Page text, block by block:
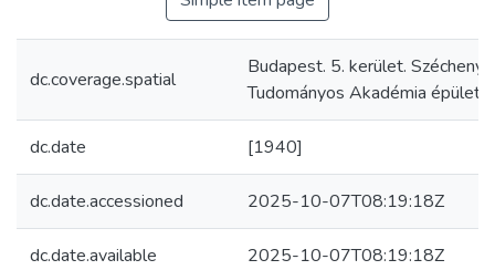
dc.coverage.spatial
Budapest. 5. kerület.
Tudományos Akadémia épülete
dc.date [1940]
dc.date.accessioned 2025-10-07T08:19:18Z
dc.date.available 2025-10-07T08:19:18Z